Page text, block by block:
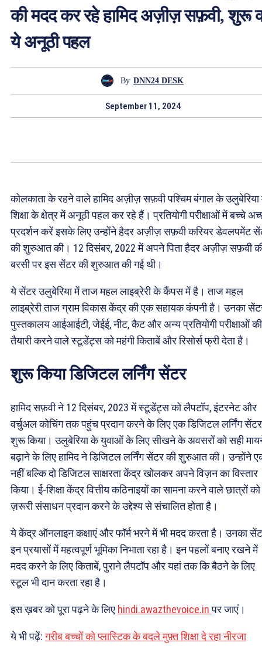
की मदद कर रहे हामिद अज़ीज़ सफ़वी, शुरू
ये अनूठी पहल
By DNN24 DESK
September 11, 2024
कोलकाता के रहने वाले हामिद अज़ीज़ सफ़वी पश्चिम बंगाल के उलुबेरिया
शिक्षा के क्षेत्र में अनूठी पहल कर रहे हैं। प्रतियोगी परीक्षाओं में बच्चे
प्रदर्शन करें इसके लिए उन्होंने हैदर अज़ीज़ सफ़वी करियर डेवलपमेंट
की शुरुआत की। 12 दिसंबर, 2022 में अपने पिता हैदर अज़ीज़ सफ़वी
बरसी पर इस सेंटर की शुरुआत की गई थी।
ये सेंटर उलुबेरिया में ताज महल लाइब्रेरी के कैंपस में है। ताज महल
लाइब्रेरी ताज ग्राम विकास केंद्र की एक सहायक कंपनी है। उनका
पुस्तकालय आईआईटी, जेईई, नीट, कैट और अन्य प्रतियोगी परीक्षाओं की
तैयारी करने वाले स्टूडेंट्स को महंगी किताबें और रिसोर्स फ्री देता है।
शुरू किया डिजिटल लर्निंग सेंटर
हामिद सफ़वी ने 12 दिसंबर, 2023 में स्टूडेंट्स को लैपटॉप, इंटरनेट और
वर्चुअल कोचिंग तक पहुंच प्रदान करने के लिए एक डिजिटल लर्निंग सेंटर
शुरू किया। उलुबेरिया के युवाओं के लिए सीखने के अवसरों को सही
बढ़ाने के लिए हामिद ने डिजिटल लर्निंग सेंटर की शुरुआत की। उन्होंने
नहीं बल्कि दो डिजिटल साक्षरता केंद्र खोलकर अपने विज़न का विस्तार
किया। ई-शिक्षा केंद्र वित्तीय कठिनाइयों का सामना करने वाले छात्रों को
ज़रूरी संसाधन प्रदान करने के उद्देश्य से संचालित होता है।
ये केंद्र ऑनलाइन कक्षाएं और फॉर्म भरने में भी मदद करता है। उनका
इन प्रयासों में महत्वपूर्ण भूमिका निभाता रहा है। इन पहलों बनाए रखने में
मदद करने के लिए किताबें, पुराने लैपटॉप और यहां तक कि बैठने के लिए
स्टूल भी दान करता रहा है।
इस ख़बर को पूरा पढ़ने के लिए hindi.awazthevoice.inपर जाएं।
ये भी पढ़ें:गरीब बच्चों को प्लास्टिक के बदले मुफ़्त शिक्षा दे रहा नीरजा